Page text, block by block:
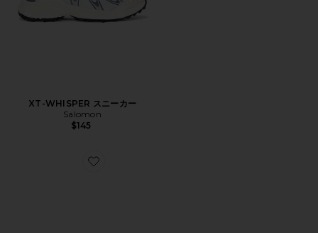
XT-WHISPER スニーカー
Salomon
$145
Favorite CLOUDNOVA 2 スニーカー